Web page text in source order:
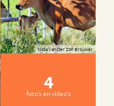
Nidia Van Der Zon Brouwer
4
foto's en video's